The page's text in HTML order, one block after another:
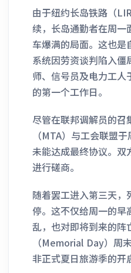
由于纽约长岛铁路（
续，长岛通勤者在周一
车爆满的局面。这也
系统因劳资谈判陷入
师、信号员及电力工人
的第一个工作日。
尽管在联邦调解员的召
（MTA）与工会联盟
未能达成最终协议。双
进行磋商。
随着罢工进入第三天
停。这不仅给周一的早
乱，也对即将到来的阵
（Memorial Day）周
非正式夏日旅游季的开